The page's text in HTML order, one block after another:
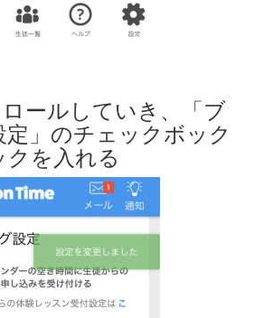
ールしていき、「ブ
」のチェックボック
を入れる